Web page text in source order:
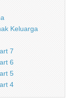
Keluarga
7
6
5
4